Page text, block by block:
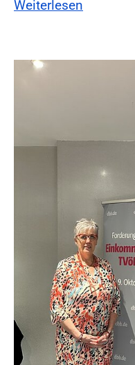
Weiterlesen